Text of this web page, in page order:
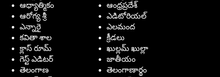
ఆధ్యాత్మికం
ఆంధ్రప్రదేశ్
ఆరోగ్య శ్రీ
ఎడిటోరియల్
ఎన్నారై
ఎలమంద
కవితా శాల
క్రీడలు
క్లాస్ రూమ్
ఖుల్లమ్ ఖుల్లా
గెస్ట్ ఎడిటర్
జాతీయం
తెలంగాణ
తెలంగాణార్థం